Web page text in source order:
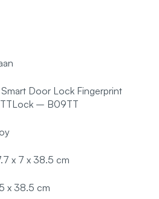
Door Lock Fingerprint
TTLock – B09TT
x 7 x 38.5 cm
x 38.5 cm